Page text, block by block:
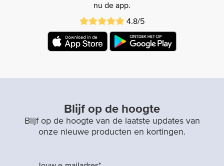
nu de app.
4.8/5
Blijf op de hoogte
Blijf op de hoogte van de laatste updates van
onze nieuwe producten en kortingen.